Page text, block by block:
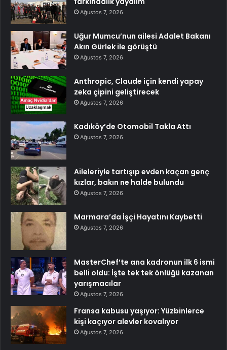
Ağustos 7, 2026
Uğur Mumcu’nun ailesi Adalet Bakanı
Akın Gürlek ile görüştü
Ağustos 7, 2026
Anthropic, Claude için kendi yapay
zeka çipini geliştirecek
Ağustos 7, 2026
Kadıköy’de Otomobil Takla Attı
Ağustos 7, 2026
Aileleriyle tartışıp evden kaçan genç
kızlar, bakın ne halde bulundu
Ağustos 7, 2026
Marmara’da İşçi Hayatını Kaybetti
Ağustos 7, 2026
MasterChef’te ana kadronun ilk 6 ismi
belli oldu: İşte tek tek önlüğü kazanan
yarışmacılar
Ağustos 7, 2026
Fransa kabusu yaşıyor: Yüzbinlerce
kişi kaçıyor alevler kovalıyor
Ağustos 7, 2026